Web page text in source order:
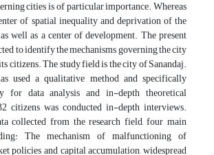
cities is of particular importance. Whereas
of spatial inequality and deprivation of the
well as a center of development. The present
to identify the mechanisms governing the city
citizens. The study field is the city of Sanandaj.
used a qualitative method and specifically
for data analysis and in-depth theoretical
citizens was conducted in-depth interviews.
collected from the research field, four main
The mechanism of malfunctioning of
policies and capital accumulation, widespread